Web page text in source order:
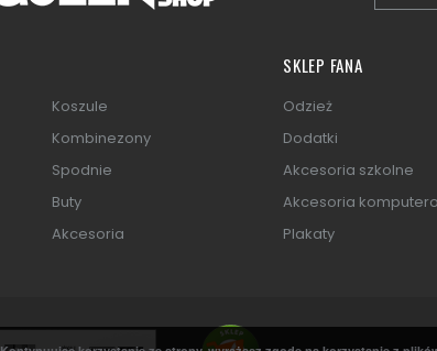
Koszule
Kombinezony
Spodnie
Buty
Akcesoria
SKLEP FANA
Odzież
Dodatki
Akcesoria szkolne
Akcesoria
Plakaty